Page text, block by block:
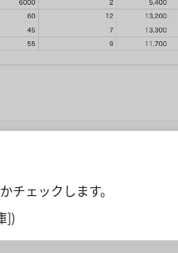
チェックします。
])